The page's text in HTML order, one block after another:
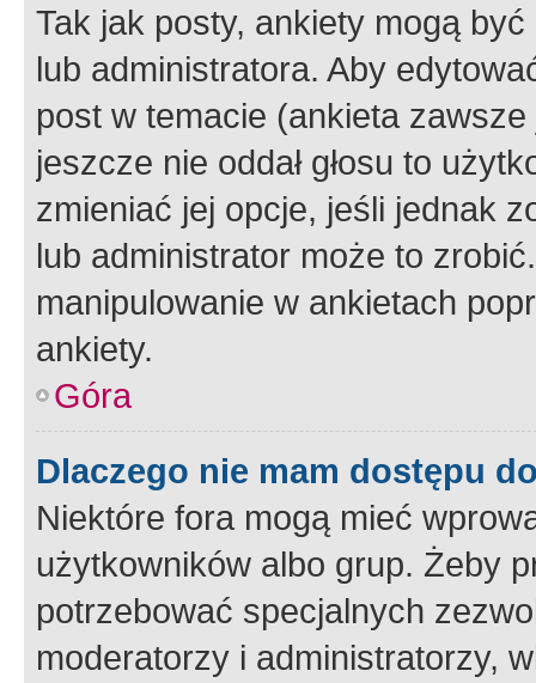
Tak jak posty, ankiety mogą
lub administratora. Aby
post w temacie (ankieta
jeszcze nie oddał głosu to
zmieniać jej opcje, jeśli jednak
lub administrator może to
manipulowanie w ankietach
ankiety.
Góra
Dlaczego nie mam dostępu
Niektóre fora mogą mieć
użytkowników albo grup. Żeby
potrzebować specjalnych
moderatorzy i administratorzy,